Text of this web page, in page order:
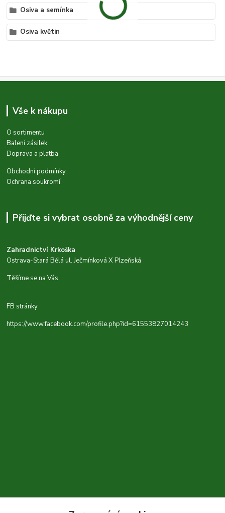
Osiva a semínka
Osiva květin
Vše k nákupu
O sortimentu
Balení zásilek
Doprava a platba
Obchodní podmínky
Ochrana soukromí
Přijďte si vybrat osobně za výhodnější ceny
Zahradnictví Krkoška
Ostrava-Stará Bělá ul. Ječmínková X Plzeňská
Těšíme se na Vás
FB stránky
https://www.facebook.com/profile.php?id=61553827014243